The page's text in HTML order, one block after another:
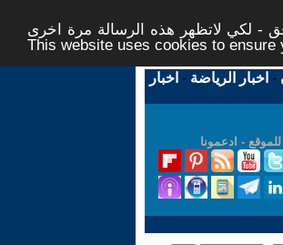
- لكي لاتظهر هذه الرسالة مرة اخرى -
This website uses cookies to
- اخبار الرياضة - اخبار
للموقع - ادعمونا